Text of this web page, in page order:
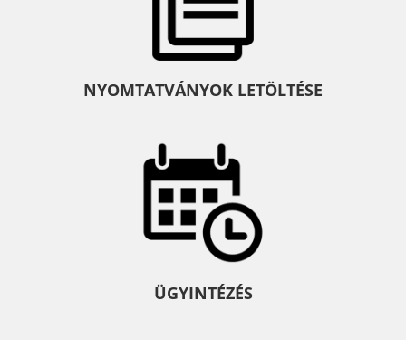
NYOMTATVÁNYOK LETÖLTÉSE
ÜGYINTÉZÉS